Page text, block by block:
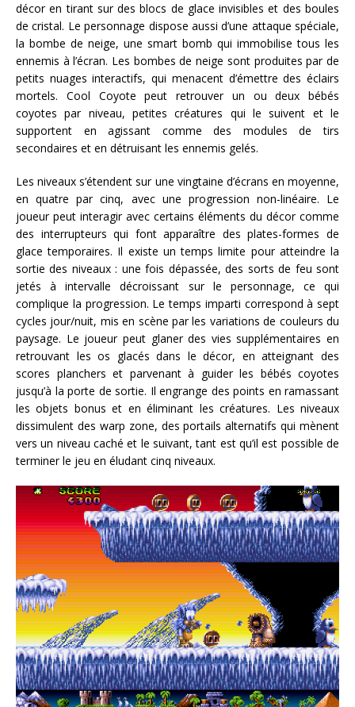
décor en tirant sur des blocs de glace invisibles et des boules
de cristal. Le personnage dispose aussi d’une attaque spéciale,
la bombe de neige, une smart bomb qui immobilise tous les
ennemis à l’écran. Les bombes de neige sont produites par de
petits nuages interactifs, qui menacent d’émettre des éclairs
mortels. Cool Coyote peut retrouver un ou deux bébés
coyotes par niveau, petites créatures qui le suivent et le
supportent en agissant comme des modules de tirs
secondaires et en détruisant les ennemis gelés.
Les niveaux s’étendent sur une vingtaine d’écrans en moyenne,
en quatre par cinq, avec une progression non-linéaire. Le
joueur peut interagir avec certains éléments du décor comme
des interrupteurs qui font apparaître des plates-formes de
glace temporaires. Il existe un temps limite pour atteindre la
sortie des niveaux : une fois dépassée, des sorts de feu sont
jetés à intervalle décroissant sur le personnage, ce qui
complique la progression. Le temps imparti correspond à sept
cycles jour/nuit, mis en scène par les variations de couleurs du
paysage. Le joueur peut glaner des vies supplémentaires en
retrouvant les os glacés dans le décor, en atteignant des
scores planchers et parvenant à guider les bébés coyotes
jusqu’à la porte de sortie. Il engrange des points en ramassant
les objets bonus et en éliminant les créatures. Les niveaux
dissimulent des warp zone, des portails alternatifs qui mènent
vers un niveau caché et le suivant, tant est qu’il est possible de
terminer le jeu en éludant cinq niveaux.